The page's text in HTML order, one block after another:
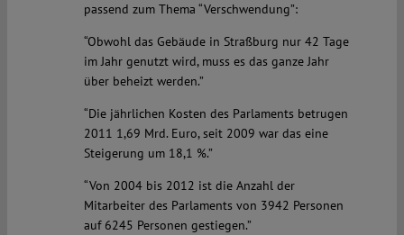
passend zum Thema “Verschwendung”:
“Obwohl das Gebäude in Straßburg nur 42 Tage
im Jahr genutzt wird, muss es das ganze Jahr
über beheizt werden.”
“Die jährlichen Kosten des Parlaments betrugen
2011 1,69 Mrd. Euro, seit 2009 war das eine
Steigerung um 18,1 %.”
“Von 2004 bis 2012 ist die Anzahl der
Mitarbeiter des Parlaments von 3942 Personen
auf 6245 Personen gestiegen.”